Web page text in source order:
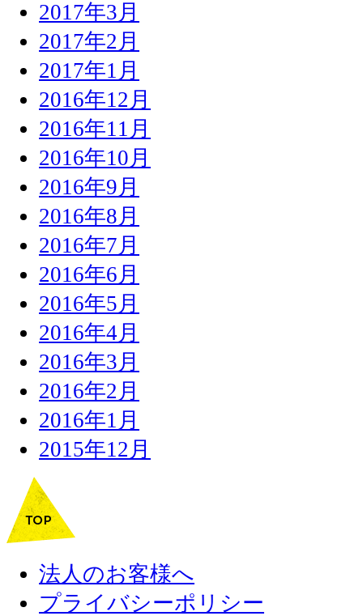
2017年3月
2017年2月
2017年1月
2016年12月
2016年11月
2016年10月
2016年9月
2016年8月
2016年7月
2016年6月
2016年5月
2016年4月
2016年3月
2016年2月
2016年1月
2015年12月
法人のお客様へ
プライバシーポリシー